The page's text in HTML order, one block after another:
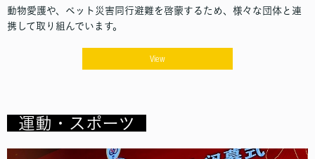
動物愛護や、ペット災害同行避難を啓蒙するため、様々な団体と連
携して取り組んでいます。
View
運動・スポーツ